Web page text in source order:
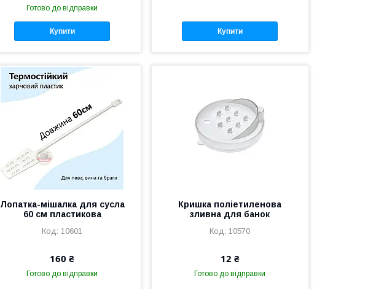
Готово до відправки
Купити Купити
Лопатка-мішалка для сусла
60 см пластикова
10601
160 ₴
Готово до відправки
Кришка поліетиленова
зливна для банок
10570
12 ₴
Готово до відправки